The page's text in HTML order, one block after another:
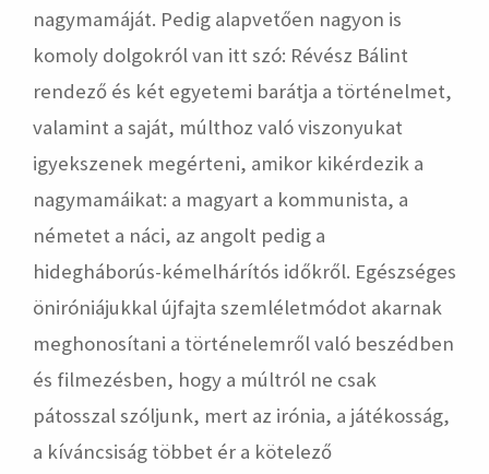
nagymamáját. Pedig alapvetően nagyon is
komoly dolgokról van itt szó: Révész Bálint
rendező és két egyetemi barátja a történelmet,
valamint a saját, múlthoz való viszonyukat
igyekszenek megérteni, amikor kikérdezik a
nagymamáikat: a magyart a kommunista, a
németet a náci, az angolt pedig a
hidegháborús-kémelhárítós időkről. Egészséges
öniróniájukkal újfajta szemléletmódot akarnak
meghonosítani a történelemről való beszédben
és filmezésben, hogy a múltról ne csak
pátosszal szóljunk, mert az irónia, a játékosság,
a kíváncsiság többet ér a kötelező